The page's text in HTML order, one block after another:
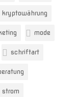
kryptowährung
mode
schriftart
strom